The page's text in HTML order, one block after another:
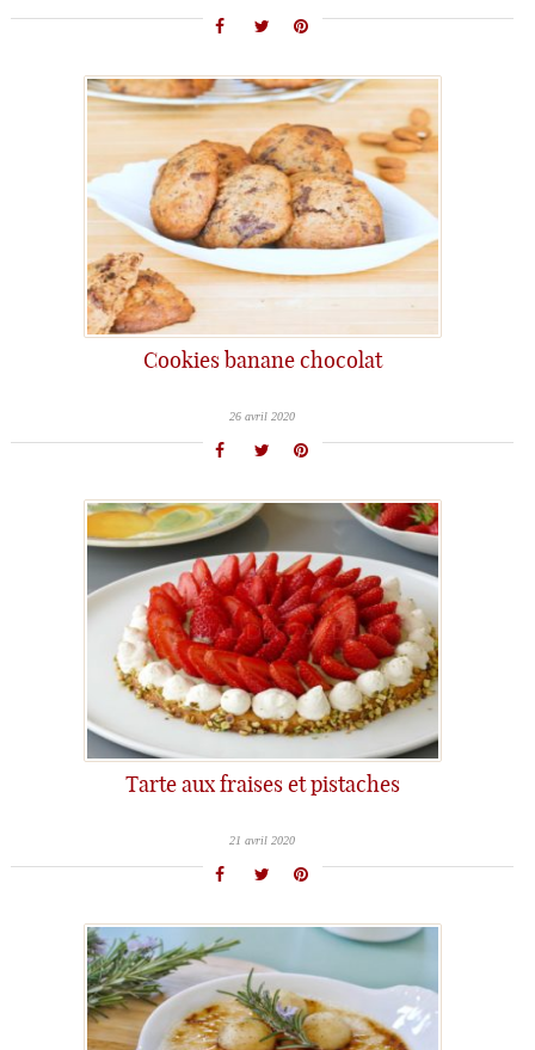
Cookies banane chocolat
26 avril 2020
Tarte aux fraises et pistaches
21 avril 2020